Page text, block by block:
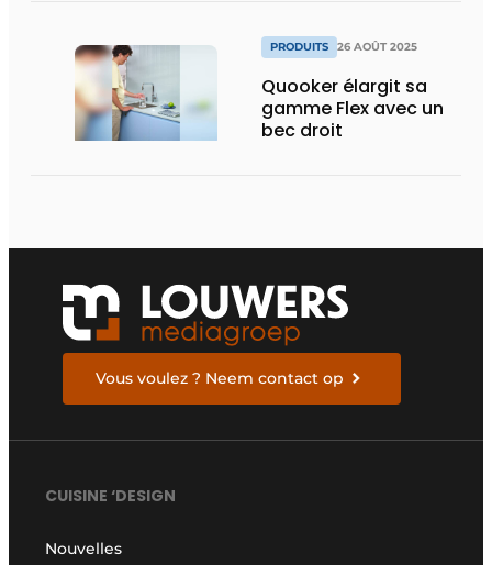
PRODUITS 26 AOÛT 2025
Quooker élargit sa
gamme Flex avec un
bec droit
Vous voulez ? Neem contact op
CUISINE ‘DESIGN
Nouvelles